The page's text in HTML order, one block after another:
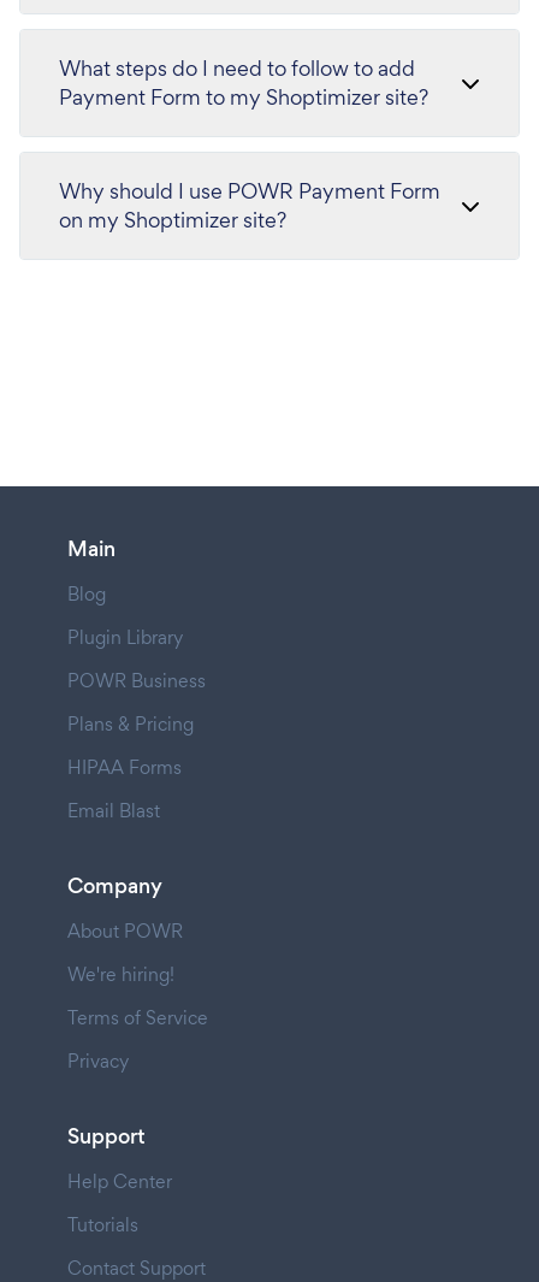
What steps do I need to follow to add
Payment Form to my Shoptimizer site?
Why should I use POWR Payment Form
on my Shoptimizer site?
Main
Blog
Plugin Library
POWR Business
Plans & Pricing
HIPAA Forms
Email Blast
Company
About POWR
We're hiring!
Terms of Service
Privacy
Support
Help Center
Tutorials
Contact Support